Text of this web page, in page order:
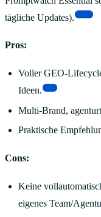
tägliche Updates).
Pros:
Voller GEO-
Ideen.
Multi-Brand,
Praktische
Cons:
Keine
eigenes Team/